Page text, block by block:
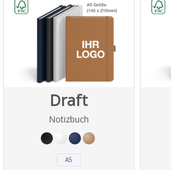
Draft
Notizbuch
A5